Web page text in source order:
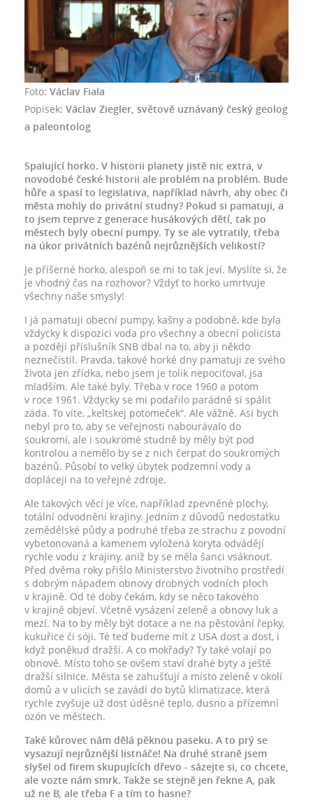
Foto: Václav Fiala
Popisek: Václav Ziegler, světově uznávaný český geolog
a paleontolog
Spalující horko. V historii planety jistě nic extra, v
novodobé české historii ale problém na problém. Bude
hůře a spasí to legislativa, například návrh, aby obec či
města mohly do privátní studny? Pokud si pamatuji, a
to jsem teprve z generace husákových dětí, tak po
městech byly obecní pumpy. Ty se ale vytratily, třeba
na úkor privátních bazénů nejrůznějších velikostí?
Je příšerné horko, alespoň se mi to tak jeví. Myslíte si, že
je vhodný čas na rozhovor? Vždyť to horko umrtvuje
všechny naše smysly!
I já pamatuji obecní pumpy, kašny a podobně, kde byla
vždycky k dispozici voda pro všechny a obecní policista
a později příslušník SNB dbal na to, aby ji někdo
neznečistil. Pravda, takové horké dny pamatuji ze svého
života jen zřídka, nebo jsem je tolik nepociťoval, jsa
mladším. Ale také byly. Třeba v roce 1960 a potom
v roce 1961. Vždycky se mi podařilo parádně si spálit
záda. To víte, „keltskej potomeček“. Ale vážně. Asi bych
nebyl pro to, aby se veřejnosti nabourávalo do
soukromí, ale i soukromé studně by měly být pod
kontrolou a nemělo by se z nich čerpat do soukromých
bazénů. Působí to velký úbytek podzemní vody a
doplácejí na to veřejné zdroje.
Ale takových věcí je více, například zpevněné plochy,
totální odvodnění krajiny. Jedním z důvodů nedostatku
zemědělské půdy a podruhé třeba ze strachu z povodní
vybetonovaná a kamenem vyložená koryta odvádějí
rychle vodu z krajiny, aniž by se měla šanci vsáknout.
Před dvěma roky přišlo Ministerstvo životního prostředí
s dobrým nápadem obnovy drobných vodních ploch
v krajině. Od té doby čekám, kdy se něco takového
v krajině objeví. Včetně vysázení zeleně a obnovy luk a
mezí. Na to by měly být dotace a ne na pěstování řepky,
kukuřice či sóji. Té teď budeme mít z USA dost a dost, i
když poněkud dražší. A co mokřady? Ty také volají po
obnově. Místo toho se ovšem staví drahé byty a ještě
dražší silnice. Města se zahušťují a místo zeleně v okolí
domů a v ulicích se zavádí do bytů klimatizace, která
rychle zvyšuje už dost úděsné teplo, dusno a přízemní
ozón ve městech.
Také kůrovec nám dělá pěknou paseku. A to prý se
vysazují nejrůznější listnáče! Na druhé straně jsem
slyšel od firem skupujících dřevo - sázejte si, co chcete,
ale vozte nám smrk. Takže se stejně jen řekne A, pak
už ne B, ale třeba F a tím to hasne?